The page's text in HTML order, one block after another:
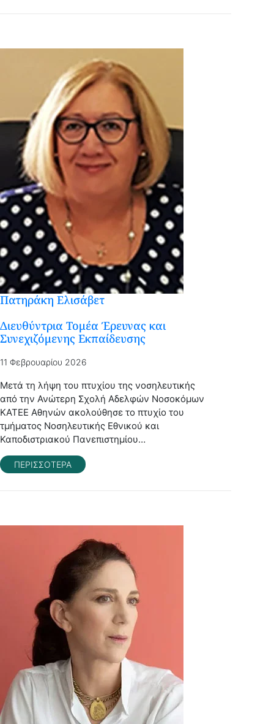
Πατηράκη Ελισάβετ
Διευθύντρια Τομέα Έρευνας και
Συνεχιζόμενης Εκπαίδευσης​
11 Φεβρουαρίου 2026
Μετά τη λήψη του πτυχίου της νοσηλευτικής
από την Ανώτερη Σχολή Αδελφών Νοσοκόμων
ΚΑΤΕΕ Αθηνών ακολούθησε το πτυχίο του
τμήματος Νοσηλευτικής Εθνικού και
Καποδιστριακού Πανεπιστημίου…
ΠΕΡΙΣΣΟΤΕΡΑ